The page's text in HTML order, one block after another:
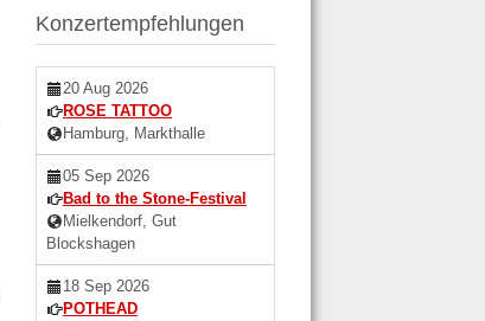
Konzertempfehlungen
20 Aug 2026
ROSE TATTOO
Hamburg, Markthalle
05 Sep 2026
Bad to the Stone-Festival
Mielkendorf, Gut
Blockshagen
18 Sep 2026
POTHEAD